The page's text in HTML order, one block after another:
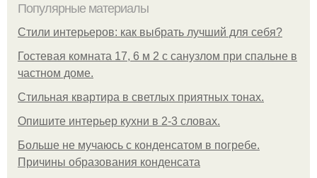
Популярные материалы
Стили интерьеров: как выбрать лучший для себя?
Гостевая комната 17, 6 м 2 с санузлом при спальне в
частном доме.
Стильная квартира в светлых приятных тонах.
Опишите интерьер кухни в 2-3 словах.
Больше не мучаюсь с конденсатом в погребе.
Причины образования конденсата